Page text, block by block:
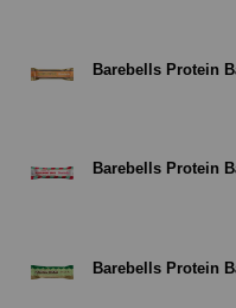
Barebells Protein
Barebells Protein
Barebells Protein